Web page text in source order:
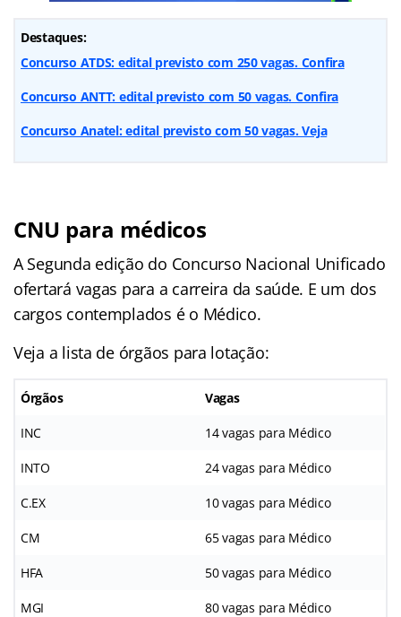
Destaques:
Concurso ATDS: edital previsto com 250 vagas. Confira
Concurso ANTT: edital previsto com 50 vagas. Confira
Concurso Anatel: edital previsto com 50 vagas. Veja
CNU para médicos
A Segunda edição do Concurso Nacional Unificado
ofertará vagas para a carreira da saúde. E um dos
cargos contemplados é o Médico.
Veja a lista de órgãos para lotação:
Órgãos Vagas
INC 14 vagas para Médico
INTO 24 vagas para Médico
C.EX 10 vagas para Médico
CM 65 vagas para Médico
HFA 50 vagas para Médico
MGI 80 vagas para Médico